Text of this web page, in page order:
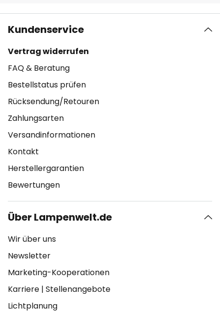
Kundenservice
Vertrag widerrufen
FAQ & Beratung
Bestellstatus prüfen
Rücksendung/Retouren
Zahlungsarten
Versandinformationen
Kontakt
Herstellergarantien
Bewertungen
Über Lampenwelt.de
Wir über uns
Newsletter
Marketing-Kooperationen
Karriere | Stellenangebote
Lichtplanung